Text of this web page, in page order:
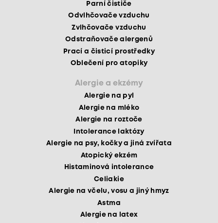
Parní čističe
Odvlhčovače vzduchu
Zvlhčovače vzduchu
Odstraňovače alergenů
Prací a čisticí prostředky
Oblečení pro atopiky
Alergie a ekzémy
Alergie na pyl
Alergie na mléko
Alergie na roztoče
Intolerance laktózy
Alergie na psy, kočky a jiná zvířata
Atopický ekzém
Histaminová intolerance
Celiakie
Alergie na včelu, vosu a jiný hmyz
Astma
Alergie na latex